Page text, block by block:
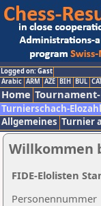
Logged on: Gast
Arabic ARM AZE BIH BUL
Home
Turnierschach-Elozahl
Allgemeines Turnier
Willkommen
Personennummer
FIDE-Elolisten